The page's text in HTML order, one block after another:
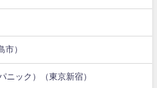
市）
ニック）（東京新宿）